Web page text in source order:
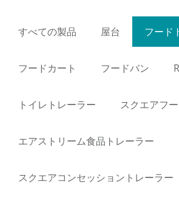
すべての製品 屋台 フード
フードカート フードバン
トイレトレーラー スクエアフ
エアストリーム食品トレーラー
スクエアコンセッショントレーラー